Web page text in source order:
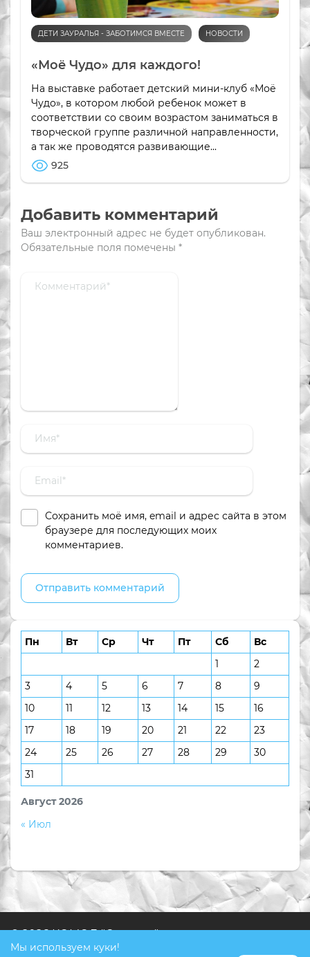
ДЕТИ ЗАУРАЛЬЯ - ЗАБОТИМСЯ ВМЕСТЕ НОВОСТИ
«Моё Чудо» для каждого!
На выставке работает детский мини-клуб «Моё
Чудо», в котором любой ребенок может в
соответствии со своим возрастом заниматься в
творческой группе различной направленности,
а так же проводятся развивающие...
925
Добавить комментарий
Ваш электронный адрес не будет опубликован.
Обязательные поля помечены *
Сохранить моё имя, email и адрес сайта в этом
браузере для последующих моих
комментариев.
Август 2026
Пн Вт Ср Чт Пт Сб
Вс
1
2
3
4 5 6 7 8
9
10
11 12 13 14 15
16
17
18 19 20 21 22
23
24
25 26 27 28 29
30
31
« Июл
© 2026 КОМОД "Ступени"
Мы используем куки!